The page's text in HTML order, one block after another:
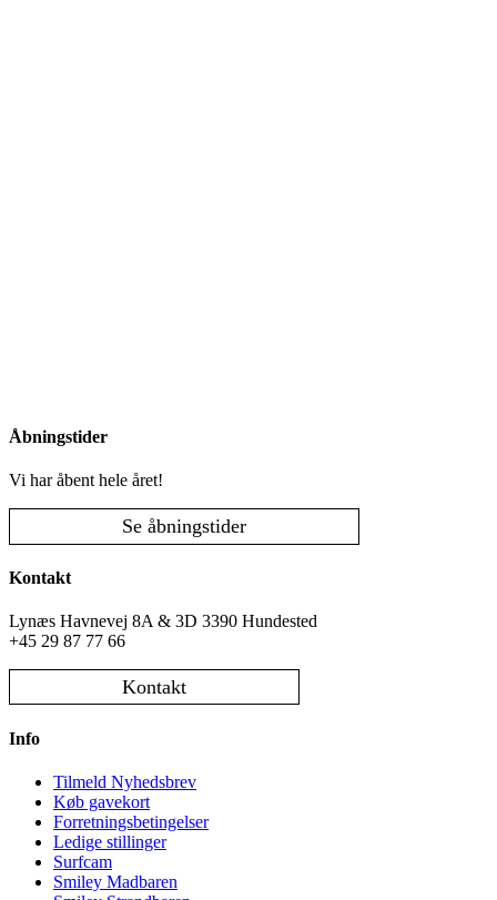
Åbningstider
Vi har åbent hele året!
Se åbningstider
Kontakt
Lynæs Havnevej 8A & 3D 3390 Hundested
+45 29 87 77 66
Kontakt
Info
Tilmeld Nyhedsbrev
Køb gavekort
Forretningsbetingelser
Ledige stillinger
Surfcam
Smiley Madbaren